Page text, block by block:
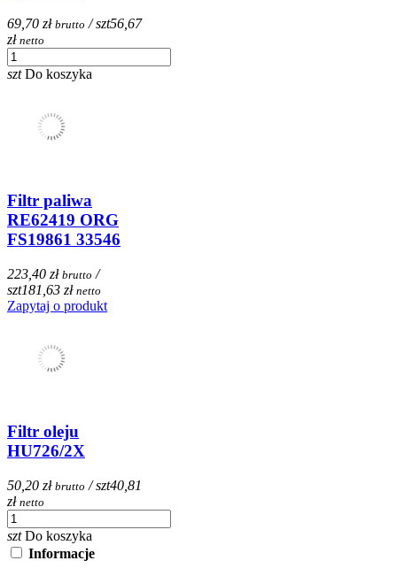
69,70 zł brutto / szt56,67
zł netto
szt Do koszyka
Filtr paliwa
RE62419 ORG
FS19861 33546
223,40 zł brutto /
szt181,63 zł netto
Zapytaj o produkt
Filtr oleju
HU726/2X
50,20 zł brutto / szt40,81
zł netto
szt Do koszyka
Informacje